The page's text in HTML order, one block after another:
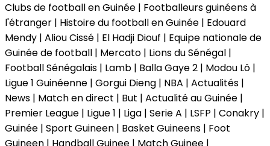
Clubs de football en Guinée | Footballeurs guinéens à
l'étranger | Histoire du football en Guinée | Edouard
Mendy | Aliou Cissé | El Hadji Diouf | Equipe nationale de
Guinée de football | Mercato | Lions du Sénégal |
Football Sénégalais | Lamb | Balla Gaye 2 | Modou Lô |
Ligue 1 Guinéenne | Gorgui Dieng | NBA | Actualités |
News | Match en direct | But | Actualité au Guinée |
Premier League | Ligue 1 | Liga | Serie A | LSFP | Conakry |
Guinée | Sport Guineen | Basket Guineens | Foot